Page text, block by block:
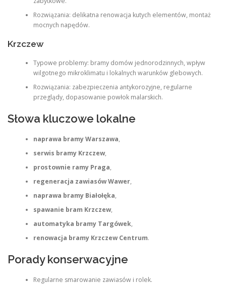
Rozwiązania: delikatna renowacja kutych elementów, montaż
mocnych napędów.
Krzczew
Typowe problemy: bramy domów jednorodzinnych, wpływ
wilgotnego mikroklimatu i lokalnych warunków glebowych.
Rozwiązania: zabezpieczenia antykorozyjne, regularne
przeglądy, dopasowanie powłok malarskich.
Słowa kluczowe lokalne
naprawa bramy Warszawa,
serwis bramy Krzczew,
prostownie ramy Praga,
regeneracja zawiasów Wawer,
naprawa bramy Białołęka,
spawanie bram Krzczew,
automatyka bramy Targówek,
renowacja bramy Krzczew Centrum.
Porady konserwacyjne
Regularne smarowanie zawiasów i rolek.